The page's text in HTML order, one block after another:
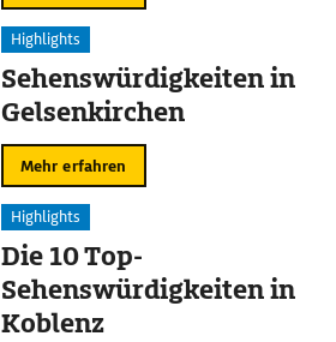
Highlights
Sehenswürdigkeiten in
Gelsenkirchen
Mehr erfahren
Highlights
Die 10 Top-
Sehenswürdigkeiten in
Koblenz